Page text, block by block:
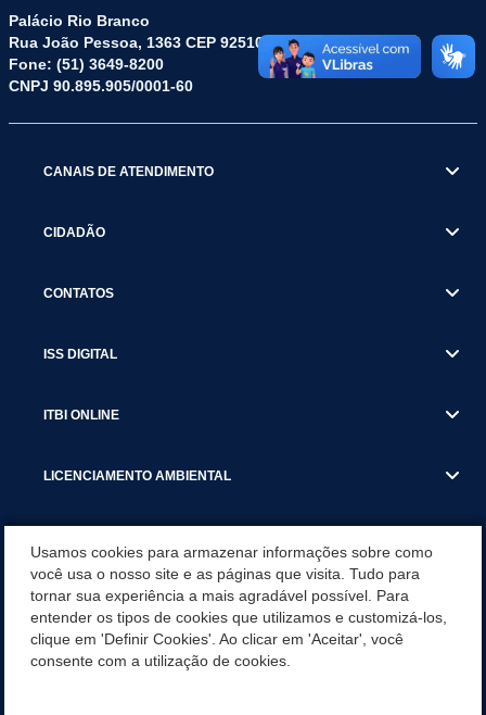
Palácio Rio Branco
Rua João Pessoa, 1363 CEP 92510-045
Fone: (51) 3649-8200
CNPJ 90.895.905/0001-60
CANAIS DE ATENDIMENTO
CIDADÃO
CONTATOS
ISS DIGITAL
ITBI ONLINE
LICENCIAMENTO AMBIENTAL
SERVIÇOS
SERVIÇOS DO DEPARTAMENTO DE RECEITA MUNICIPAL
Usamos cookies para armazenar informações sobre como
você usa o nosso site e as páginas que visita. Tudo para
tornar sua experiência a mais agradável possível. Para
entender os tipos de cookies que utilizamos e customizá-los,
clique em 'Definir Cookies'. Ao clicar em 'Aceitar', você
consente com a utilização de cookies.